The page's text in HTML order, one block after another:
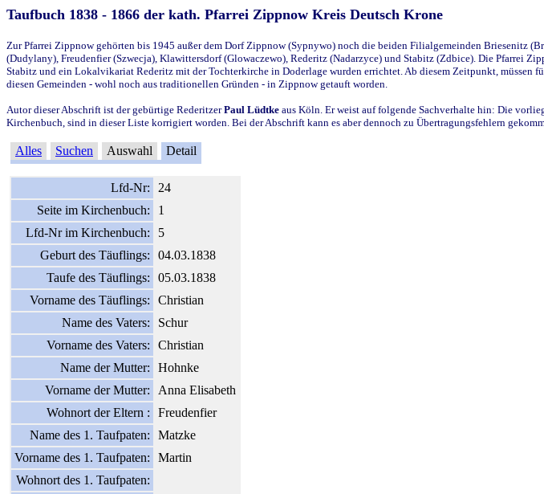
Taufbuch 1838 - 1866 der kath. Pfarrei Zippnow Kreis Deutsch Krone
Zur Pfarrei Zippnow gehörten bis 1945 außer dem Dorf Zippnow (Sypnywo) noch die beiden Filialgemeinden Briesenitz
(Dudylany), Freudenfier (Szwecja), Klawittersdorf (Glowaczewo), Rederitz (Nadarzyce) und Stabitz (Zdbice). Die Pfarrei
Stabitz und ein Lokalvikariat Rederitz mit der Tochterkirche in Doderlage wurden errichtet. Ab diesem Zeitpunkt, müssen
diesen Gemeinden - wohl noch aus traditionellen Gründen - in Zippnow getauft worden.
Autor dieser Abschrift ist der gebürtige RederitzerPaul Lüdtke aus Köln. Er weist auf folgende Sachverhalte hin: Die
Kirchenbuch, sind in dieser Liste korrigiert worden. Bei der Abschrift kann es aber dennoch zu Übertragungsfehlern
Alles Suchen Auswahl Detail
Lfd-Nr:
24
Seite im Kirchenbuch:
1
Lfd-Nr im Kirchenbuch:
5
Geburt des Täuflings:
04.03.1838
Taufe des Täuflings:
05.03.1838
Vorname des Täuflings:
Christian
Name des Vaters:
Schur
Vorname des Vaters:
Christian
Name der Mutter:
Hohnke
Vorname der Mutter:
Anna Elisabeth
Wohnort der Eltern :
Freudenfier
Name des 1. Taufpaten:
Matzke
Vorname des 1. Taufpaten:
Martin
Wohnort des 1. Taufpaten: